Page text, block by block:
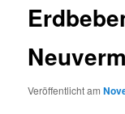
Veröffentlicht am